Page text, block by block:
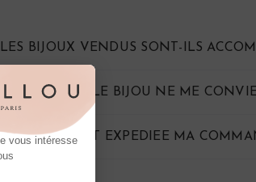
LES BIJOUX VENDUS SONT-ILS
QUE FAIRE SI LE BIJOU NE ME
COMMENT EST EXPEDIEE MA